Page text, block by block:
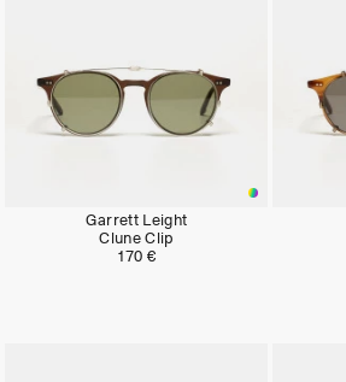
Garrett Leight
Clune Clip
170 €